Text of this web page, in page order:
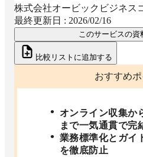
株式会社オービックビジネス
最終更新日 : 2026/02/16
このサービスの資
比較リストに追加する
おすすめポ
オンライン収集か
まで一気通貫で完
業務標準化とガイ
を徹底防止